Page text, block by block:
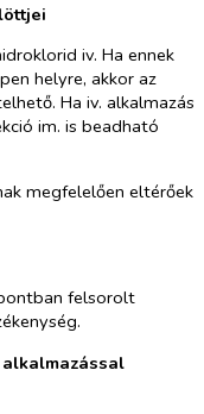
iv. Ha ennek
helyre, akkor az
Ha iv. alkalmazás
im. is beadható
megfelelően eltérőek
felsorolt